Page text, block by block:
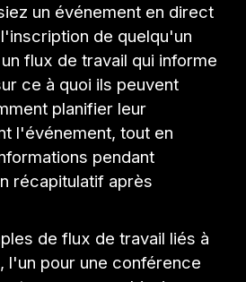
un événement en direct
de quelqu'un
flux de travail qui informe
ce à quoi ils peuvent
planifier leur
l'événement, tout en
pendant
récapitulatif après
de flux de travail liés à
l'un pour une conférence